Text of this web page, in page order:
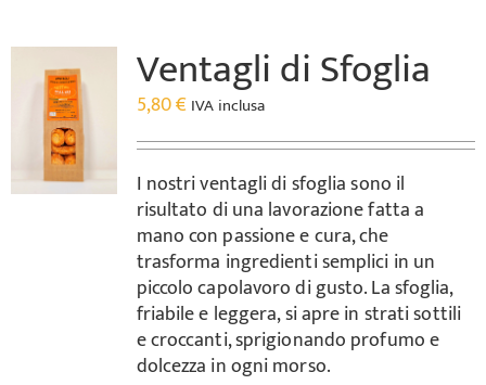
Ventagli di Sfoglia
5,80€ IVA inclusa
I nostri ventagli di sfoglia sono il
risultato di una lavorazione fatta a
mano con passione e cura, che
trasforma ingredienti semplici in un
piccolo capolavoro di gusto. La sfoglia,
friabile e leggera, si apre in strati sottili
e croccanti, sprigionando profumo e
dolcezza in ogni morso.